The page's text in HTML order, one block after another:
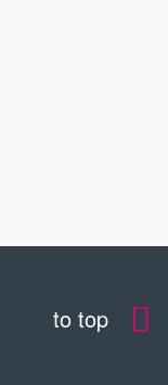
to top